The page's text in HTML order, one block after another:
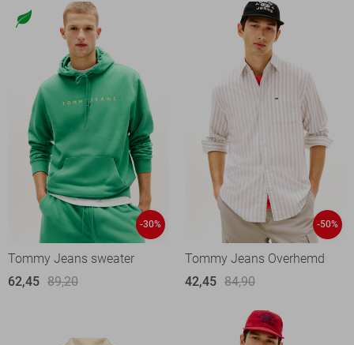
-30%
Tommy Jeans sweater
62,45 89,20
-50%
Tommy Jeans Overhemd
42,45 84,90